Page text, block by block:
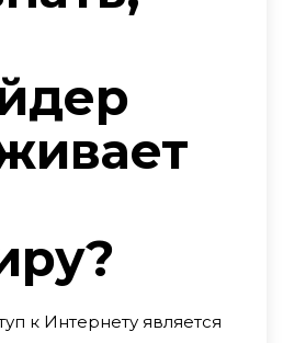
к Интернету является